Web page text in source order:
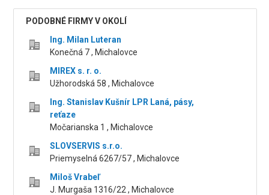
PODOBNÉ FIRMY V OKOLÍ
Ing. Milan Luteran
Konečná 7 , Michalovce
MIREX s. r. o.
Užhorodská 58 , Michalovce
Ing. Stanislav Kušnír LPR Laná, pásy,
reťaze
Močarianska 1 , Michalovce
SLOVSERVIS s.r.o.
Priemyselná 6267/57 , Michalovce
Miloš Vrabeľ
J. Murgaša 1316/22 , Michalovce